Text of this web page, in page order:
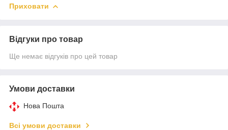
Приховати
Відгуки про товар
Ще немає відгуків про цей товар
Умови доставки
Нова Пошта
Всі умови доставки